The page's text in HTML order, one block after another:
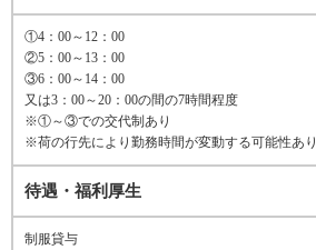
①4：00～12：00
②5：00～13：00
③6：00～14：00
又は3：00～20：00の間の7時間程度
※①～③での交代制あり
※荷の行先により勤務時間が変動する可能性あり
待遇・福利厚生
制服貸与